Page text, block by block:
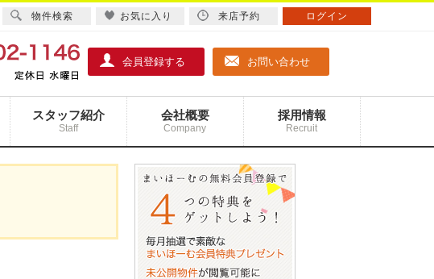
会員登録する お問い合わせ
スタッフ紹介
Staff
会社概要
Company
採用情報
Recruit
物件検索 お気に入り 来店予約 ログイン